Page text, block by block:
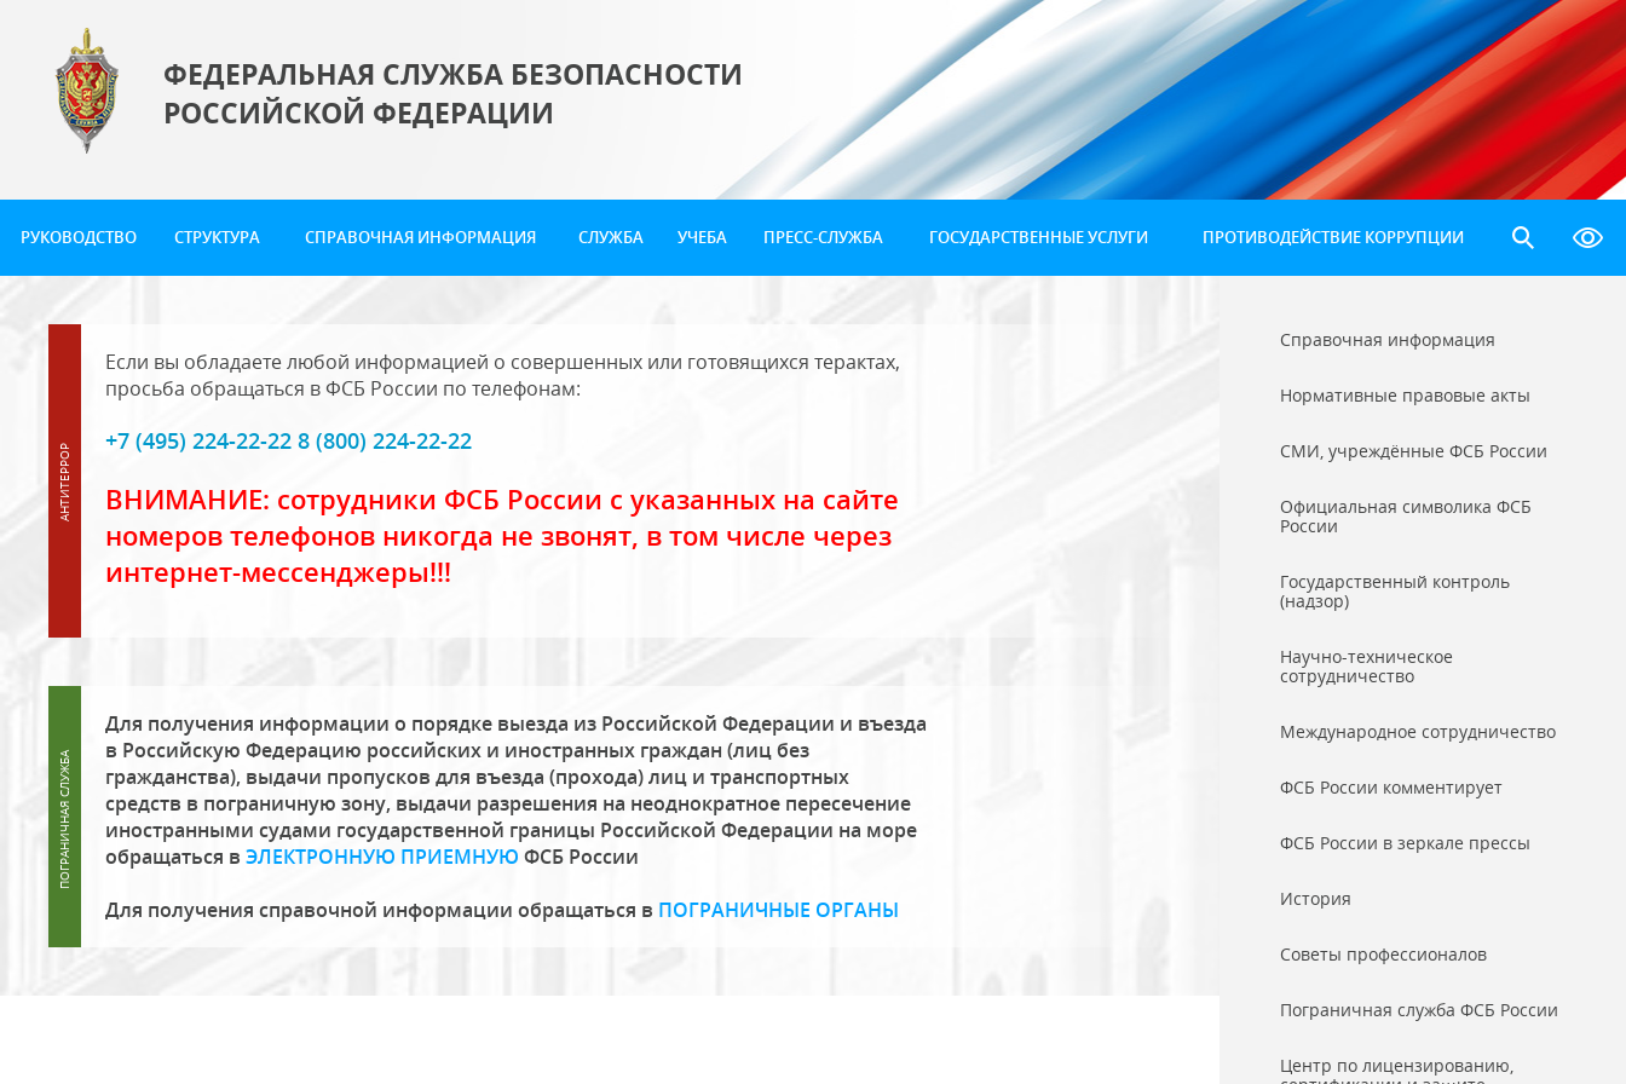
ФЕДЕРАЛЬНАЯ СЛУЖБА БЕЗОПАСНОСТИ
РОССИЙСКОЙ ФЕДЕРАЦИИ
РУКОВОДСТВО СТРУКТУРА СПРАВОЧНАЯ ИНФОРМАЦИЯ СЛУЖБА УЧЕБА ПРЕСС-СЛУЖБА ГОСУДАРСТВЕННЫЕ УСЛУГИ ПРОТИВОДЕЙСТВИЕ КОРРУПЦИИ
Если вы обладаете любой информацией о совершенных или готовящихся терактах,
просьба обращаться в ФСБ России по телефонам:
+7 (495) 224-22-22 8 (800) 224-22-22
ВНИМАНИЕ: сотрудники ФСБ России с указанных на сайте
номеров телефонов никогда не звонят, в том числе через
интернет-мессенджеры!!!
Для получения информации о порядке выезда из Российской Федерации и въезда
в Российскую Федерацию российских и иностранных граждан (лиц без
гражданства), выдачи пропусков для въезда (прохода) лиц и транспортных
средств в пограничную зону, выдачи разрешения на неоднократное пересечение
иностранными судами государственной границы Российской Федерации на море
обращаться в ЭЛЕКТРОННУЮ ПРИЕМНУЮ ФСБ России
Для получения справочной информации обращаться в ПОГРАНИЧНЫЕ ОРГАНЫ
Справочная информация
Нормативные правовые акты
СМИ, учреждённые ФСБ России
Официальная символика ФСБ
России
Государственный контроль
(надзор)
Научно-техническое
сотрудничество
Международное сотрудничество
ФСБ России комментирует
ФСБ России в зеркале прессы
История
Советы профессионалов
Пограничная служба ФСБ России
Центр по лицензированию,